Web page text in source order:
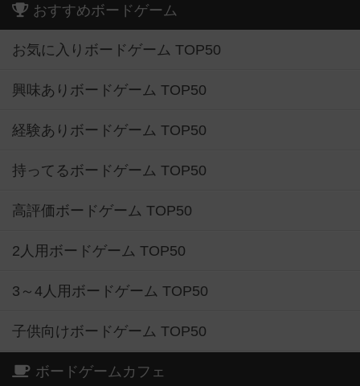
おすすめボードゲーム
お気に入りボードゲーム TOP50
興味ありボードゲーム TOP50
経験ありボードゲーム TOP50
持ってるボードゲーム TOP50
高評価ボードゲーム TOP50
2人用ボードゲーム TOP50
3～4人用ボードゲーム TOP50
子供向けボードゲーム TOP50
ボードゲームカフェ